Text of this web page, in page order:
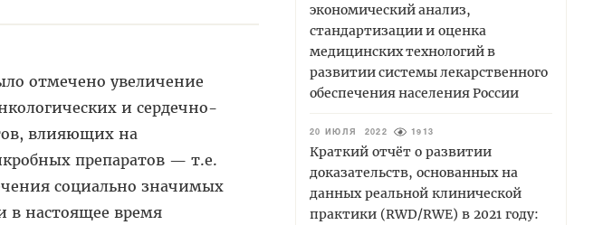
отмечено увеличение
и сердечно-
влияющих на
препаратов — т.е.
социально значимых
в настоящее время
экономический анализ,
стандартизации и оценка
медицинских технологий в
развитии системы лекарственного
обеспечения населения России
20 ИЮЛЯ 2022 1913
Краткий отчёт о развитии
доказательств, основанных на
данных реальной клинической
практики (RWD/RWE) в 2021 году: